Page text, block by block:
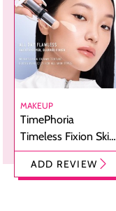
MAKEUP
TimePhoria
Timeless Fixion Skin
Tint Stick,
Foundation dan
ADD REVIEW